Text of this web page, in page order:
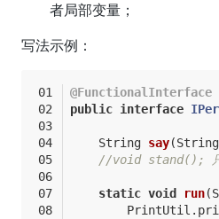
者局部变量；
写法示例：
@FunctionalInterface
public interface
String say
//void stand(); 只能
static void run